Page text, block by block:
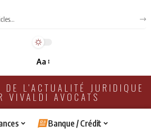
Aa
DE L'ACTUALITÉ JURIDIQUE
VIVALDI AVOCATS
Banque / Crédit